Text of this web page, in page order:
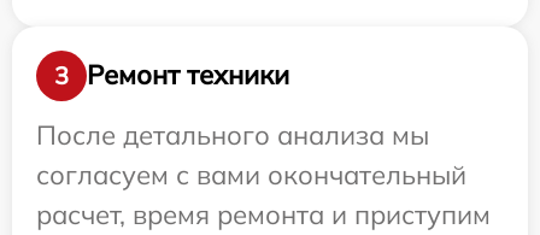
3
Ремонт техники
После детального анализа мы
согласуем с вами окончательный
расчет, время ремонта и приступим